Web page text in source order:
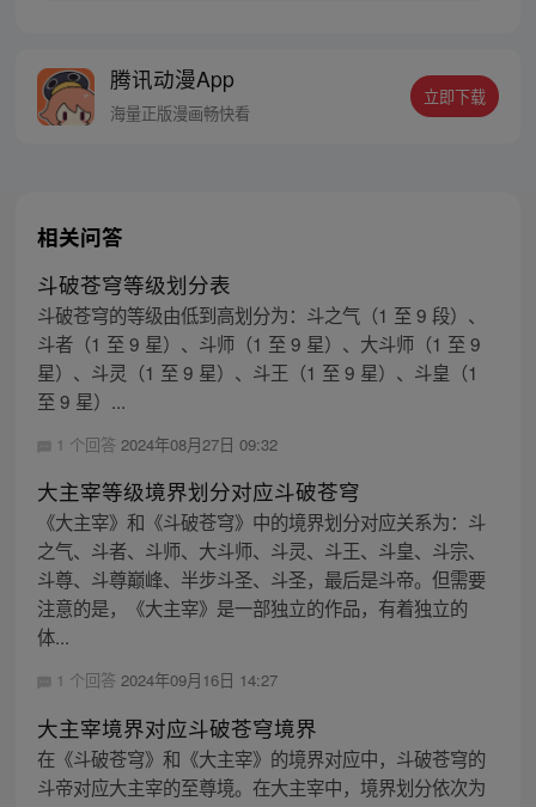
腾讯动漫App
海量正版漫画畅快看
立即下载
相关问答
斗破苍穹等级划分表
斗破苍穹的等级由低到高划分为：斗之气（1 至 9 段）、
斗者（1 至 9 星）、斗师（1 至 9 星）、大斗师（1 至 9
星）、斗灵（1 至 9 星）、斗王（1 至 9 星）、斗皇（1
至 9 星）...
1 个回答 2024年08月27日 09:32
大主宰等级境界划分对应斗破苍穹
《大主宰》和《斗破苍穹》中的境界划分对应关系为：斗
之气、斗者、斗师、大斗师、斗灵、斗王、斗皇、斗宗、
斗尊、斗尊巅峰、半步斗圣、斗圣，最后是斗帝。但需要
注意的是，《大主宰》是一部独立的作品，有着独立的
体...
1 个回答 2024年09月16日 14:27
大主宰境界对应斗破苍穹境界
在《斗破苍穹》和《大主宰》的境界对应中，斗破苍穹的
斗帝对应大主宰的至尊境。在大主宰中，境界划分依次为